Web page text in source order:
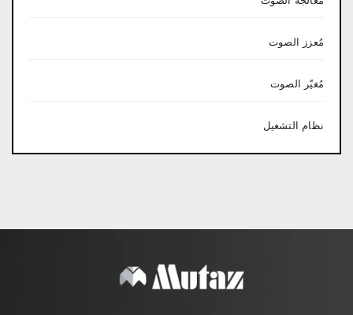
مُعزز الصوت
مُغيّر الصوت
نظام التشغيل